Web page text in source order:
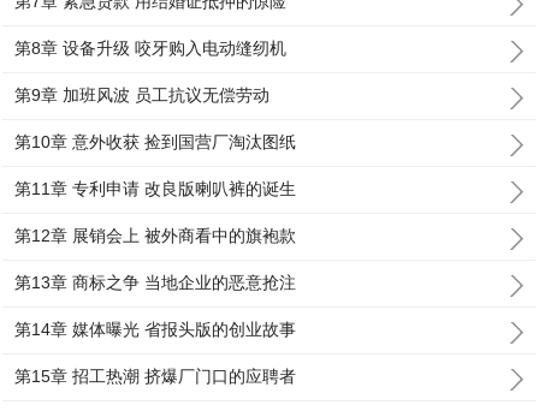
第8章 设备升级 咬牙购入电动缝纫机
第9章 加班风波 员工抗议无偿劳动
第10章 意外收获 捡到国营厂淘汰图纸
第11章 专利申请 改良版喇叭裤的诞生
第12章 展销会上 被外商看中的旗袍款
第13章 商标之争 当地企业的恶意抢注
第14章 媒体曝光 省报头版的创业故事
第15章 招工热潮 挤爆厂门口的应聘者